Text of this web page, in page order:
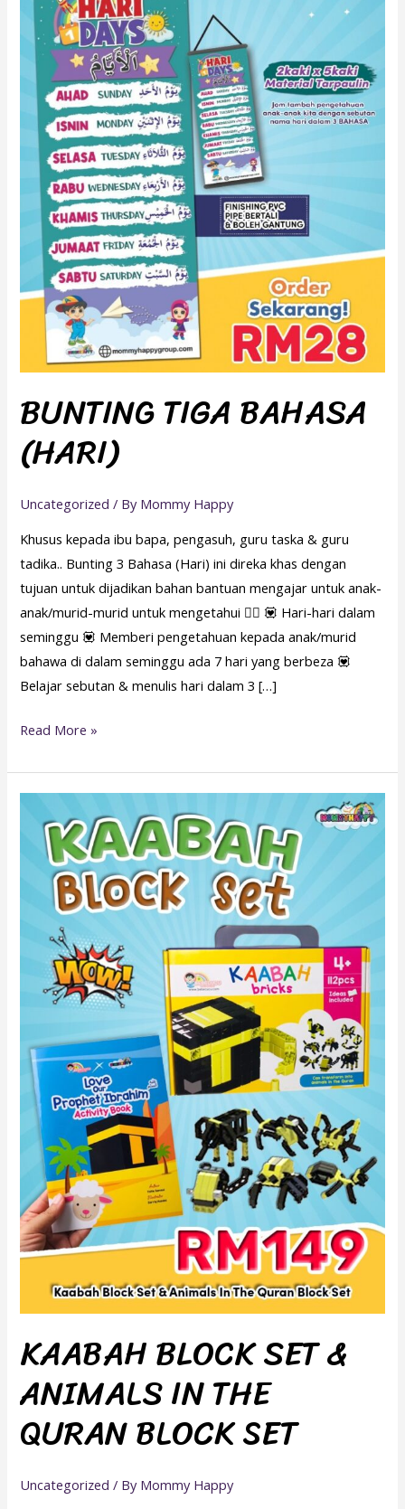
BUNTING TIGA BAHASA
(HARI)
Uncategorized / By Mommy Happy
Khusus kepada ibu bapa, pengasuh, guru taska & guru
tadika.. Bunting 3 Bahasa (Hari) ini direka khas dengan
tujuan untuk dijadikan bahan bantuan mengajar untuk anak-
anak/murid-murid untuk mengetahui 👇🏻 💟 Hari-hari dalam
seminggu 💟 Memberi pengetahuan kepada anak/murid
bahawa di dalam seminggu ada 7 hari yang berbeza 💟
Belajar sebutan & menulis hari dalam 3 […]
Read More »
KAABAH BLOCK SET &
ANIMALS IN THE
QURAN BLOCK SET
Uncategorized / By Mommy Happy
BLOCK
ANIMALS
QURAN
BLOCK